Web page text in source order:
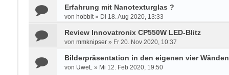
Erfahrung mit Nanotexturglas ?
von hobbit» Di 18. Aug 2020, 13:33
Review Innovatronix CP550W LED-Blitz
von mmknipser» Fr 20. Nov 2020, 10:37
Bilderpräsentation in den eigenen vier Wänden
von UweL» Mi 12. Feb 2020, 19:50